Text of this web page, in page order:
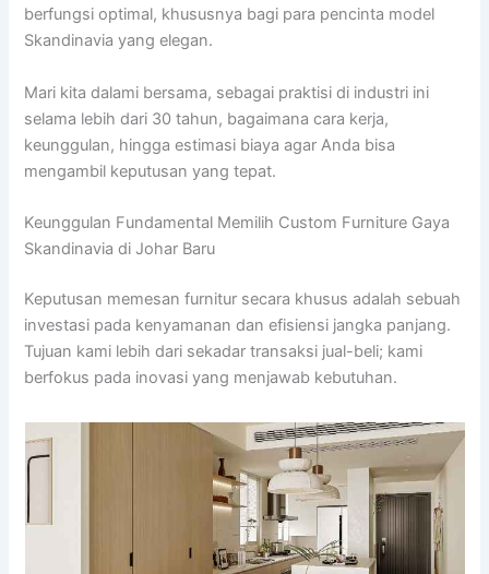
berfungsi optimal, khususnya bagi para pencinta model
Skandinavia yang elegan.
Mari kita dalami bersama, sebagai praktisi di industri ini
selama lebih dari 30 tahun, bagaimana cara kerja,
keunggulan, hingga estimasi biaya agar Anda bisa
mengambil keputusan yang tepat.
Keunggulan Fundamental Memilih Custom Furniture Gaya
Skandinavia di Johar Baru
Keputusan memesan furnitur secara khusus adalah sebuah
investasi pada kenyamanan dan efisiensi jangka panjang.
Tujuan kami lebih dari sekadar transaksi jual-beli; kami
berfokus pada inovasi yang menjawab kebutuhan.